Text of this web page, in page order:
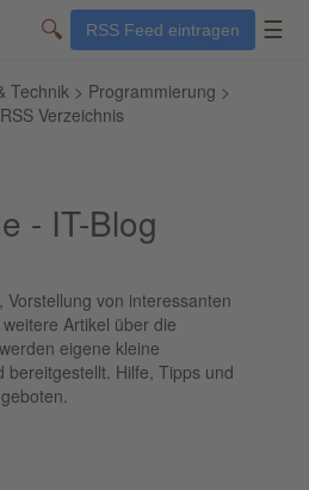
🔍 RSS Feed eintragen ☰
Technik > Programmierung >
Verzeichnis
- IT-Blog
Vorstellung von interessanten
Artikel über die
eigene kleine
bereitgestellt. Hilfe, Tipps und